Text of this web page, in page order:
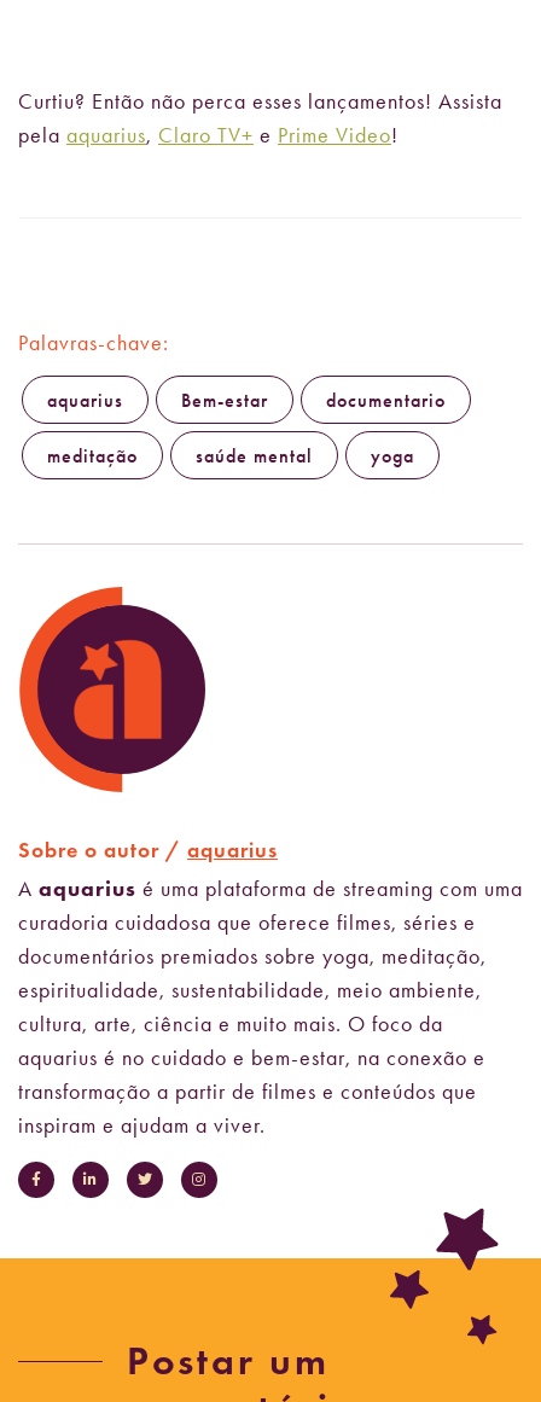
Curtiu? Então não perca esses lançamentos! Assista
pela aquarius, Claro TV+ e Prime Video!
Palavras-chave:
aquarius Bem-estar documentario
meditação saúde mental yoga
Sobre o autor / aquarius
A aquarius é uma plataforma de streaming com uma
curadoria cuidadosa que oferece filmes, séries e
documentários premiados sobre yoga, meditação,
espiritualidade, sustentabilidade, meio ambiente,
cultura, arte, ciência e muito mais. O foco da
aquarius é no cuidado e bem-estar, na conexão e
transformação a partir de filmes e conteúdos que
inspiram e ajudam a viver.
Postar um